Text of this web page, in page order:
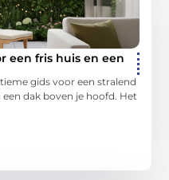
een fris huis en een
gids voor een stralend
dak boven je hoofd. Het